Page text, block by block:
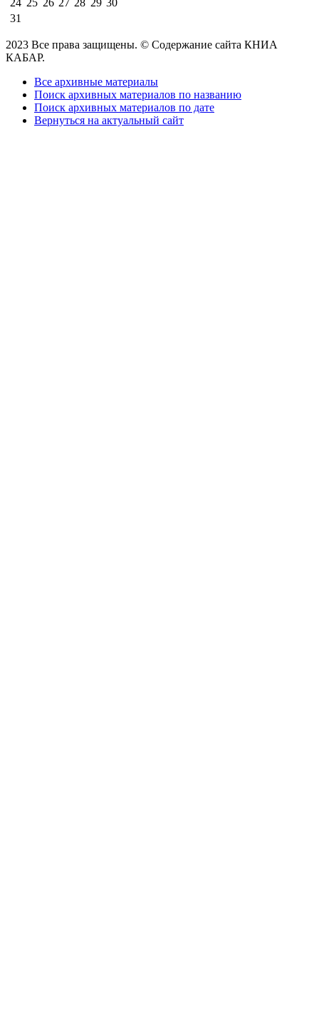
24 25 26 27 28 29 30
31
2023 Все права защищены. © Содержание сайта КНИА
КАБАР.
Все архивные материалы
Поиск архивных материалов по названию
Поиск архивных материалов по дате
Вернуться на актуальный сайт